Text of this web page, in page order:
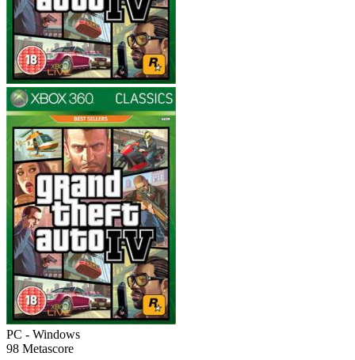
PC - Windows
98 Metascore